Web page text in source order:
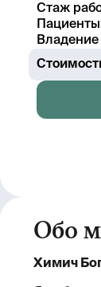
Стаж
Пациенты
Обо
Химич